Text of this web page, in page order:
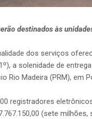
destinados às
dos serviços
a solenidade de
Rio Madeira (PRM), em
registradores
(sete